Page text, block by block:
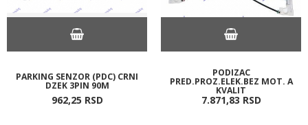
PARKING SENZOR (PDC) CRNI
DZEK 3PIN 90M
962,25 RSD
PODIZAC
PRED.PROZ.ELEK.BEZ MOT. A
KVALIT
7.871,83 RSD